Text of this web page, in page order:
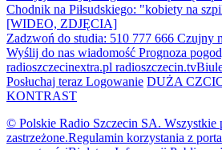
Chodnik na Piłsudskiego: "kobiety na
[WIDEO, ZDJĘCIA]
Zadzwoń do studia: 510 777 666 Czujny
Wyślij do nas wiadomość Prognoza
radioszczecinextra.pl radioszczecin.tv
Posłuchaj teraz Logowanie DUŻA
KONTRAST
© Polskie Radio Szczecin SA. Wszystkie
zastrzeżone.Regulamin korzystania z